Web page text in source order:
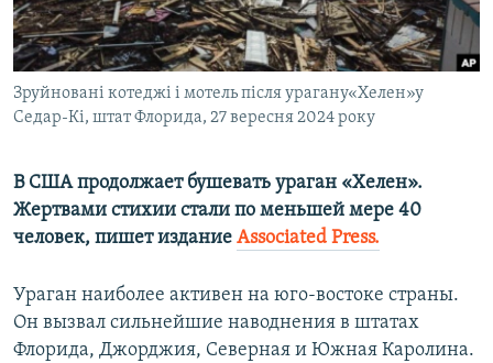
ПОБЕДИТЕЛЕЙ НЕ СУДЯТ?
КРЫМ.НЕПОКОРЕННЫЙ
ELIFBE
ПРИСОЕДИНЯЙТЕСЬ!
Зруйновані котеджі і мотель після урагану«Хелен»у
Седар-Кі, штат Флорида, 27 вересня 2024 року
В США продолжает бушевать ураган «Хелен».
Жертвами стихии стали по меньшей мере 40
человек, пишет издание Associated Press.
Ураган наиболее активен на юго-востоке страны.
Он вызвал сильнейшие наводнения в штатах
Флорида, Джорджия, Северная и Южная Каролина.